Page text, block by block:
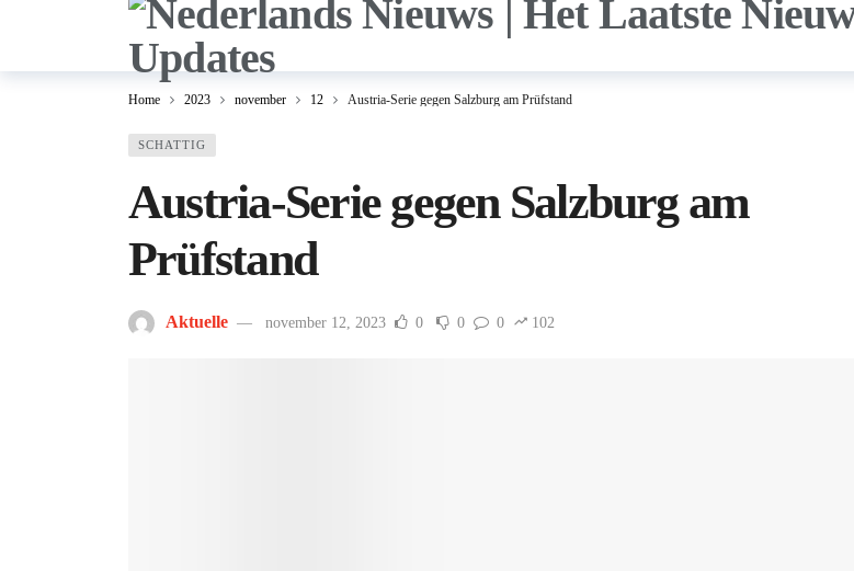
Home 2023 november 12 Austria-Serie gegen Salzburg am Prüfstand
SCHATTIG
Austria-Serie gegen Salzburg am
Prüfstand
Aktuelle november 12, 2023 0 0 0 102